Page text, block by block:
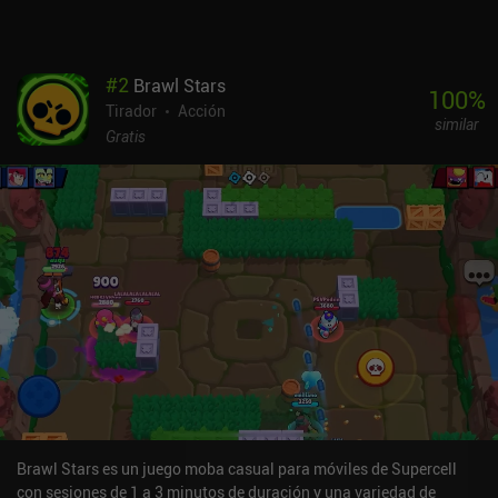
#2 Brawl Stars
Tirador
Acción
Gratis
100%
similar
Brawl Stars es un juego moba casual para móviles de Supercell
con sesiones de 1 a 3 minutos de duración y una variedad de